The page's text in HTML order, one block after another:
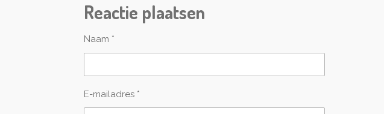
e
n
e
Reactie plaatsen
Naam *
E-mailadres *